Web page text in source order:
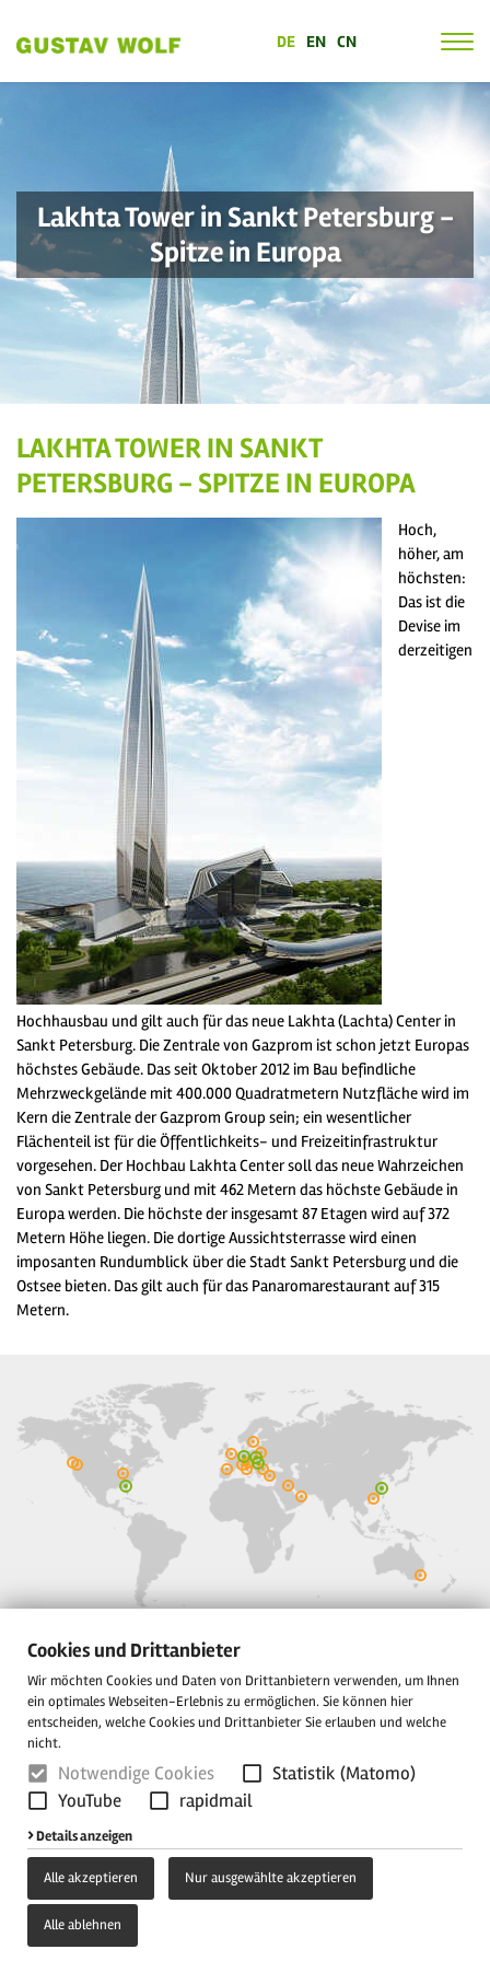
Cookies und Drittanbieter
Wir möchten Cookies und Daten von Drittanbietern verwenden, um Ihnen
ein optimales Webseiten-Erlebnis zu ermöglichen. Sie können hier
entscheiden, welche Cookies und Drittanbieter Sie erlauben und welche
nicht.
Notwendige Cookies
Statistik (Matomo)
YouTube
rapidmail
Details anzeigen
Alle akzeptieren Nur ausgewählte akzeptieren
Alle ablehnen
DE EN CN
Lakhta Tower in Sankt Petersburg -
Spitze in Europa
LAKHTA TOWER IN SANKT
PETERSBURG - SPITZE IN EUROPA
Hoch,
höher, am
höchsten:
Das ist die
Devise im
derzeitigen
Hochhausbau und gilt auch für das neue Lakhta (Lachta) Center in
Sankt Petersburg. Die Zentrale von Gazprom ist schon jetzt Europas
höchstes Gebäude. Das seit Oktober 2012 im Bau befindliche
Mehrzweckgelände mit 400.000 Quadratmetern Nutzfläche wird im
Kern die Zentrale der Gazprom Group sein; ein wesentlicher
Flächenteil ist für die Öffentlichkeits- und Freizeitinfrastruktur
vorgesehen. Der Hochbau Lakhta Center soll das neue Wahrzeichen
von Sankt Petersburg und mit 462 Metern das höchste Gebäude in
Europa werden. Die höchste der insgesamt 87 Etagen wird auf 372
Metern Höhe liegen. Die dortige Aussichtsterrasse wird einen
imposanten Rundumblick über die Stadt Sankt Petersburg und die
Ostsee bieten. Das gilt auch für das Panaromarestaurant auf 315
Metern.
Gustav Wolf GmbH
Postfach 3353
33326 Gütersloh, Germany
Sundernstrasse 40
E-Mail:
Newsletter-Anmeldung